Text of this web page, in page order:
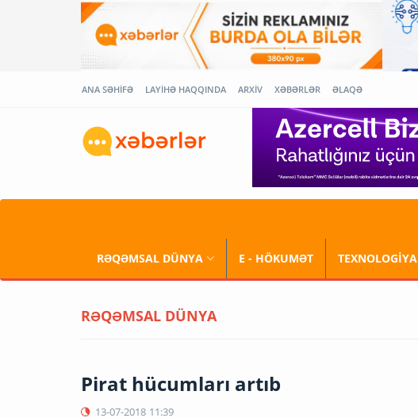
ANA SƏHİFƏ LAYİHƏ HAQQINDA ARXİV XƏBƏRLƏR ƏLAQƏ
RƏQƏMSAL DÜNYA E - HÖKUMƏT TEXNOLOGİYA
RƏQƏMSAL DÜNYA
Pirat hücumları artıb
13-07-2018 11:39